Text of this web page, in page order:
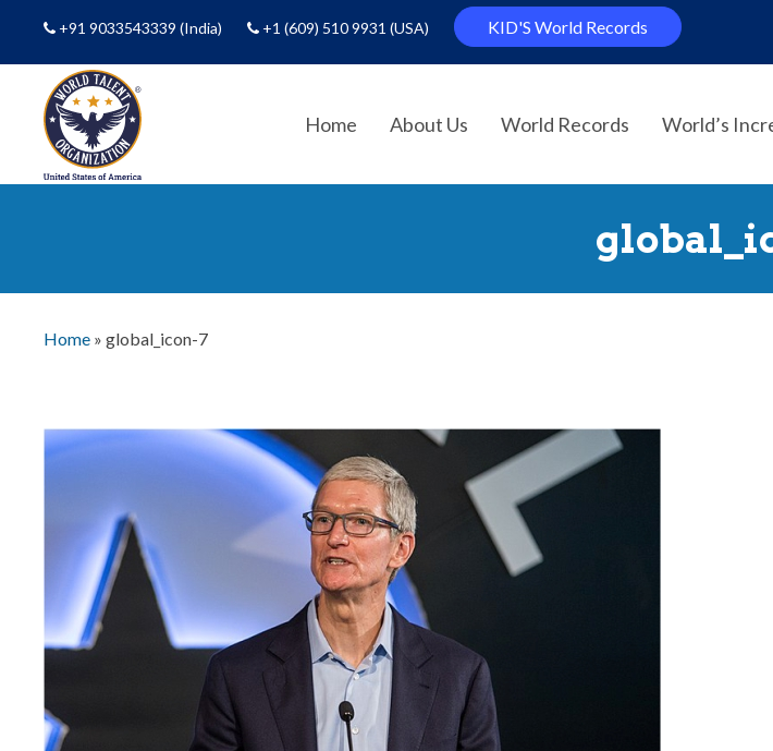
+91 9033543339(India) +1 (609) 510 9931 (USA) KID'S World Records
Home About Us World Records World’s
Home » global_icon-7